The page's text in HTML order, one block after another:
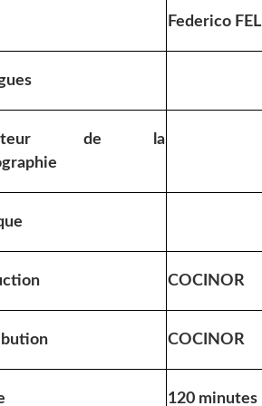
Federico
de la
COCINOR
COCINOR
120 minutes